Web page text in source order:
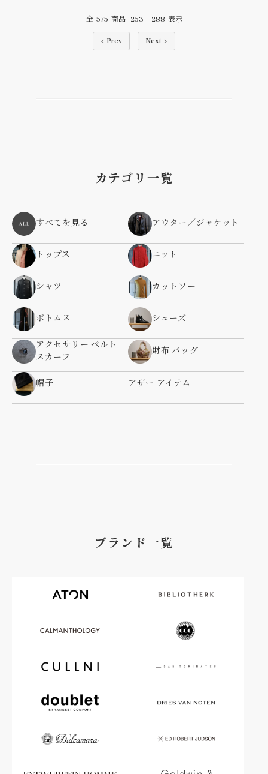
全 575 商品 253 - 288 表示
< Prev Next >
カテゴリ一覧
すべてを見る アウター／ジャケット
トップス ニット
シャツ カットソー
ボトムス シューズ
アクセサリー ベルト
スカーフ
財布 バッグ
帽子 アザー アイテム
ブランド一覧